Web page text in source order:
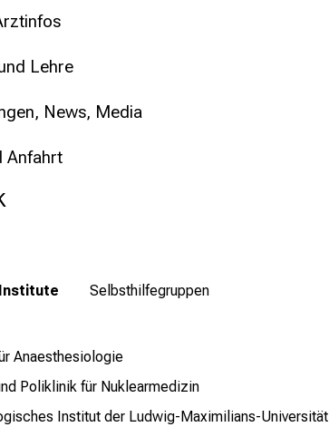
Lehre
News, Media
Anfahrt
Selbsthilfegruppen
Anaesthesiologie
Poliklinik für Nuklearmedizin
Institut der Ludwig-Maximilians-Universität